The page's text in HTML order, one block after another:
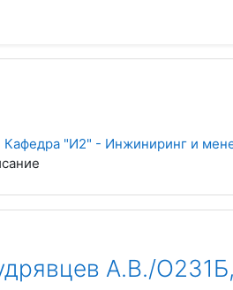
Кафедра "И2" - Инжиниринг и
А.В./